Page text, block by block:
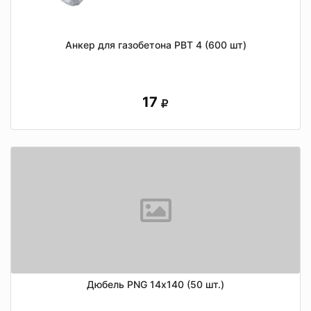
Анкер для газобетона РВТ 4 (600 шт)
17
Дюбель PNG 14х140 (50 шт.)